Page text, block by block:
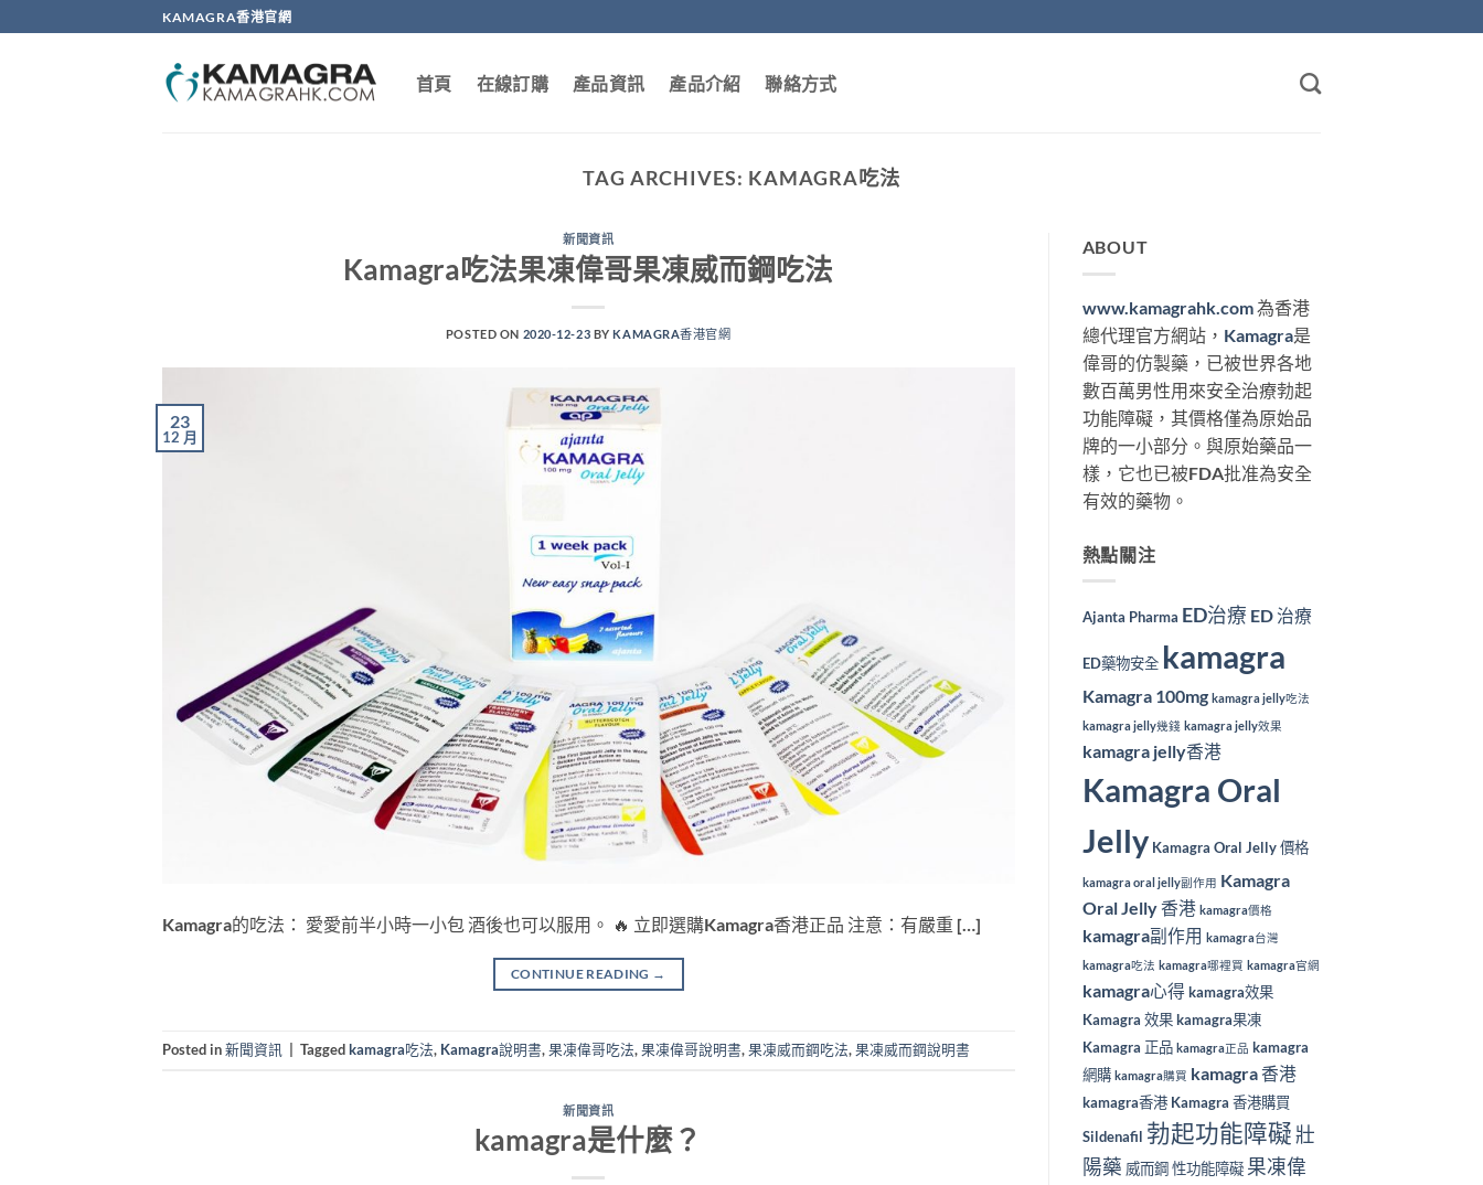
to
KAMAGRA香港官網
首頁 在線訂購 產品資訊 產品介紹 聯絡方式
TAG ARCHIVES: KAMAGRA吃法
新聞資訊
Kamagra吃法果凍偉哥果凍威而鋼吃法
POSTED ON 2020-12-23 BYKAMAGRA香港官網
23
12 月
Kamagra的吃法： 愛愛前半小時一小包 酒後也可以服用。 🔥 立即選購Kamagra香港正品 注意：有嚴重 […]
CONTINUE READING →
Posted in新聞資訊 Taggedkamagra吃法, Kamagra說明書,果凍偉哥吃法,果凍偉哥說明書,果凍威而鋼吃法,果凍威而鋼說明書
新聞資訊
kamagra是什麼？
ABOUT
www.kamagrahk.com為香港
總代理官方網站， Kamagra是
偉哥的仿製藥，已被世界各地
數百萬男性用來安全治療勃起
功能障礙，其價格僅為原始品
牌的一小部分。與原始藥品一
樣，它也已被FDA批准為安全
有效的藥物。
熱點關注
Ajanta Pharma ED治療 ED 治療
ED藥物安全 kamagra
Kamagra 100mg kamagra jelly吃法
kamagra jelly幾錢 kamagra jelly效果
kamagra jelly香港
Kamagra Oral
Jelly Kamagra Oral Jelly 價格
kamagra oral jelly副作用 Kamagra
Oral Jelly 香港 kamagra價格
kamagra副作用
kamagra台灣
kamagra吃法 kamagra哪裡買 kamagra官網
kamagra心得 kamagra效果
Kamagra 效果 kamagra果凍
Kamagra 正品 kamagra正品 kamagra
網購 kamagra購買 kamagra 香港
kamagra香港 Kamagra 香港購買
Sildenafil 勃起功能障礙壯
陽藥 威而鋼 性功能障礙 果凍偉